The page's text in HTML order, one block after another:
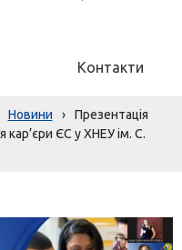
Контакти
Новини ›
Презентація
ЄС у ХНЕУ ім. С.